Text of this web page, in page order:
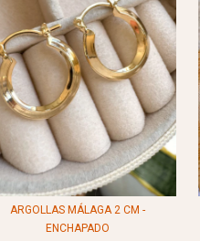
ARGOLLAS MÁLAGA 2 CM -
ENCHAPADO